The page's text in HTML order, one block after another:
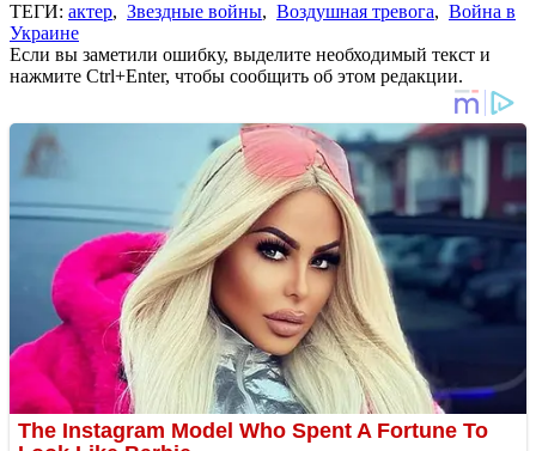
ТЕГИ: актер, Звездные войны, Воздушная тревога, Война в
Украине
Если вы заметили ошибку, выделите необходимый текст и
нажмите Ctrl+Enter, чтобы сообщить об этом редакции.